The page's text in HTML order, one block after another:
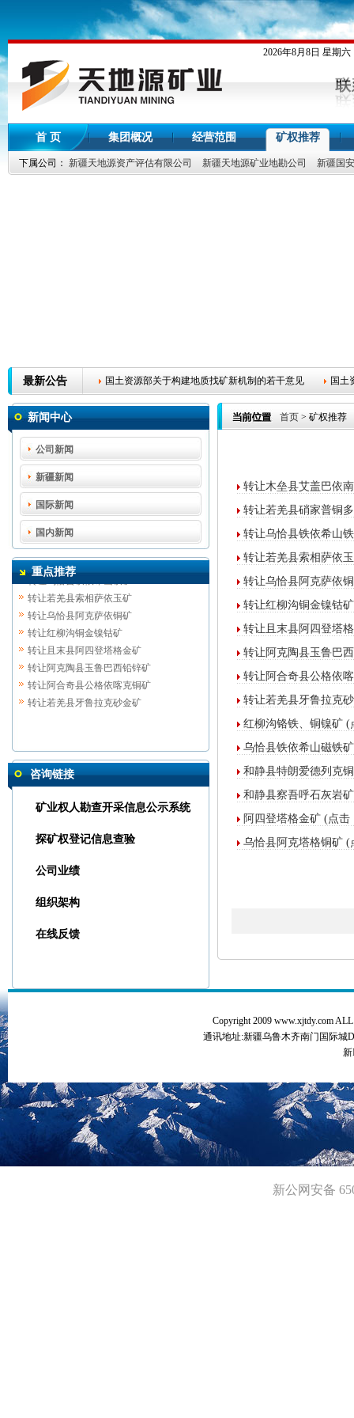
2026年8月8日 星期六
首 页 集团概况 经营范围 矿权推荐
下属公司： 新疆天地源资产评估有限公司 新疆天地源矿业地勘公司 新疆国
最新公告 国土资源部关于构建地质找矿新机制的若干意见 国土
国土资源部关于严酷控制和规范矿业权协议出让管理有关
关于印发矿产资源勘查登记申请资料要求的关照
探矿权申请报件退件通知布告
国土资源部关于构建地质找矿新机制的若干意见 国土
新闻中心
公司新闻
新疆新闻
国际新闻
国内新闻
重点推荐
转让木垒县艾盖巴依南金矿
转让若羌县硝家普铜多金属矿
转让乌恰县铁依希山铁矿
转让若羌县索相萨依玉矿
转让乌恰县阿克萨依铜矿
转让红柳沟铜金镍钴矿
转让且末县阿四登塔格金矿
转让阿克陶县玉鲁巴西铅锌矿
转让阿合奇县公格依喀克铜矿
转让若羌县牙鲁拉克砂金矿
转让若羌县硝家普铜多金属矿
转让乌恰县铁依希山铁矿
转让乌恰县阿克萨依铜矿
转让阿合奇县公格依喀克铜矿
转让若羌县牙鲁拉克砂金矿
咨询链接
矿业权人勘查开采信息公示系统
探矿权登记信息查验
公司业绩
组织架构
在线反馈
首页 > 矿权推荐
转让木垒县艾盖巴依
转让若羌县硝家普铜
转让乌恰县铁依希山
转让若羌县索相萨依
转让乌恰县阿克萨依
转让红柳沟铜金镍钴矿
转让且末县阿四登塔
转让阿克陶县玉鲁巴
转让阿合奇县公格依
转让若羌县牙鲁拉克
红柳沟铬铁、铜镍矿 (
乌恰县铁依希山磁铁矿
和静县特朗爱德列克
和静县察吾呼石灰岩矿
阿四登塔格金矿 (点击
乌恰县阿克塔格铜矿 (
Copyright 2009 www.xjtdy.com
通讯地址:新疆乌鲁木齐南门国际城
新
新公网安备